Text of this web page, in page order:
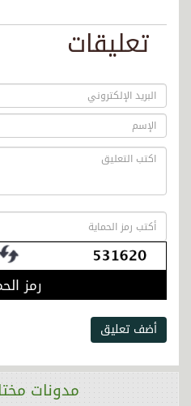
مدونات
تعليقات
رمز
أضف تعليق